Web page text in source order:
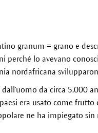
granum = grano e
perché lo avevano
nordafricana
da circa 5.000
era usato come
ne ha impiegato